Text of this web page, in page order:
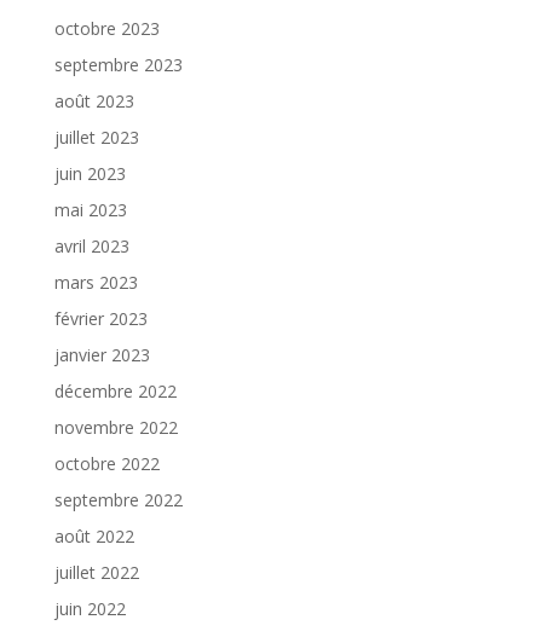
octobre 2023
septembre 2023
août 2023
juillet 2023
juin 2023
mai 2023
avril 2023
mars 2023
février 2023
janvier 2023
décembre 2022
novembre 2022
octobre 2022
septembre 2022
août 2022
juillet 2022
juin 2022